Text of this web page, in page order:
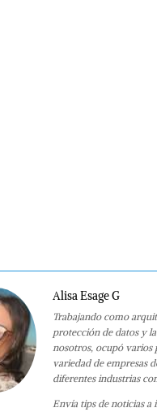
Alisa Esage G
Trabajando como
protección de datos y
nosotros, ocupó varios
variedad de empresas
diferentes industrias
Envía tips de noticias a